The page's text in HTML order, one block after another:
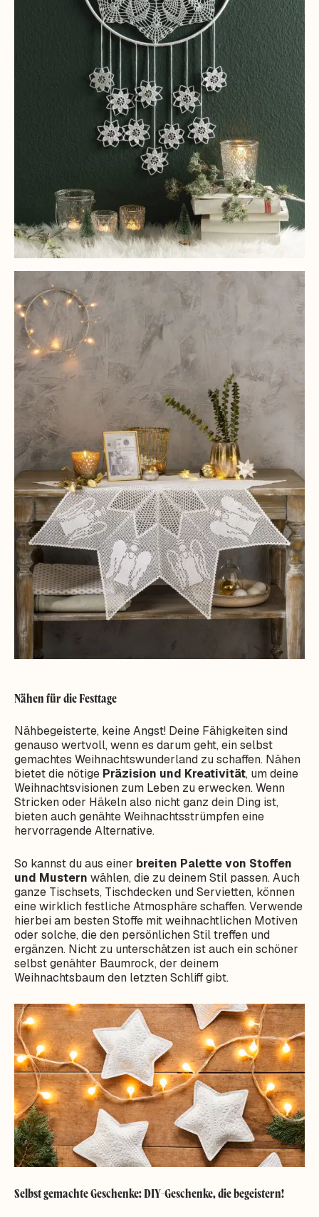
Nähen für die Festtage
Nähbegeisterte, keine Angst! Deine Fähigkeiten sind
genauso wertvoll, wenn es darum geht, ein selbst
gemachtes Weihnachtswunderland zu schaffen. Nähen
bietet die nötige Präzision und Kreativität, um deine
Weihnachtsvisionen zum Leben zu erwecken. Wenn
Stricken oder Häkeln also nicht ganz dein Ding ist,
bieten auch genähte Weihnachtsstrümpfen eine
hervorragende Alternative.
So kannst du aus einer breiten Palette von Stoffen
und Mustern wählen, die zu deinem Stil passen. Auch
ganze Tischsets, Tischdecken und Servietten, können
eine wirklich festliche Atmosphäre schaffen. Verwende
hierbei am besten Stoffe mit weihnachtlichen Motiven
oder solche, die den persönlichen Stil treffen und
ergänzen. Nicht zu unterschätzen ist auch ein schöner
selbst genähter Baumrock, der deinem
Weihnachtsbaum den letzten Schliff gibt.
Selbst gemachte Geschenke: DIY-Geschenke, die begeistern!